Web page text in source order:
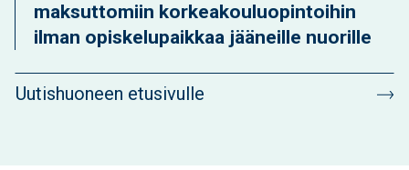
maksuttomiin korkeakouluopintoihin
ilman opiskelupaikkaa jääneille nuorille
Uutishuoneen etusivulle